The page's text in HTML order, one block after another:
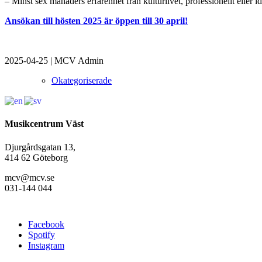
Ansökan till hösten 2025 är öppen till 30 april!
2025-04-25 | MCV Admin
Okategoriserade
Musikcentrum Väst
Djurgårdsgatan 13,
414 62 Göteborg
mcv@mcv.se
031-144 044
Facebook
Spotify
Instagram